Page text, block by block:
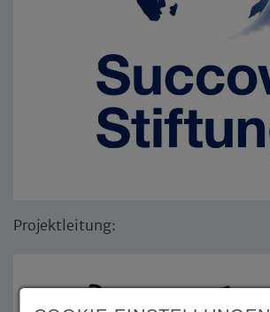
Projektleitung: